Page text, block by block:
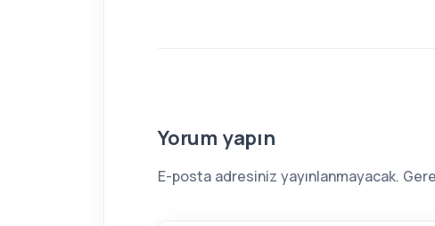
Yorum yapın
E-posta adresiniz yayınlanmayacak.